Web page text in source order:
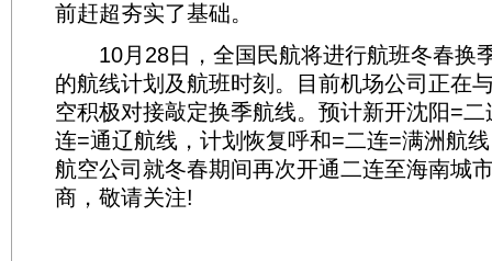
前赶超夯实了基础。
10月28日，全国民航将进行航班冬春换
的航线计划及航班时刻。目前机场公司正在
空积极对接敲定换季航线。预计新开沈阳=
连=通辽航线，计划恢复呼和=二连=满洲航
航空公司就冬春期间再次开通二连至海南城
商，敬请关注!